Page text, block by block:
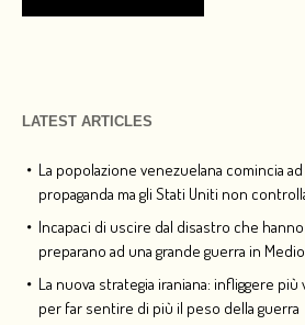
LATEST ARTICLES
La popolazione venezuelana comincia
propaganda ma gli Stati Uniti non
Incapaci di uscire dal disastro che
preparano ad una grande guerra in
La nuova strategia iraniana: infliggere
per far sentire di più il peso della guerra